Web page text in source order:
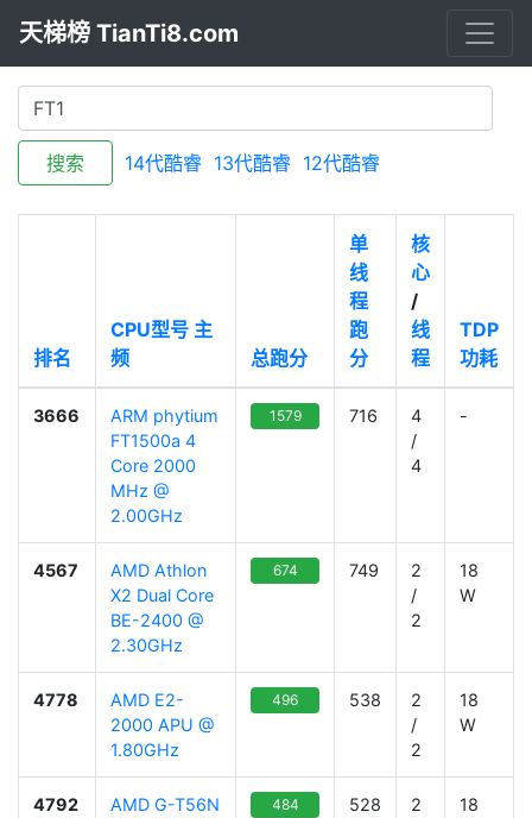
天梯榜 TianTi8.com
搜索 14代酷睿 13代酷睿 12代酷睿
排名
CPU型号 主
频
总跑分
单
线
程
跑
分
核
心
/
线
程
TDP
功耗
3666
ARM phytium
FT1500a 4
Core 2000
MHz @
2.00GHz
1579 716
4
/
4
-
4567
AMD Athlon
X2 Dual Core
BE-2400 @
2.30GHz
674 749
2
/
2
18
W
4778
AMD E2-
2000 APU @
1.80GHz
496 538
2
/
2
18
W
4792
AMD G-T56N
484 528
2
18